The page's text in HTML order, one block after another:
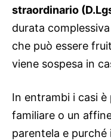
straordinario
durata
che può essere
viene sospesa in
In entrambi i casi è
familiare o un
parentela e